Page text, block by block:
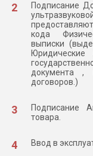
Подписание
кода
выписки
документа ,
договоров.)
Подписание
товара.
Ввод в